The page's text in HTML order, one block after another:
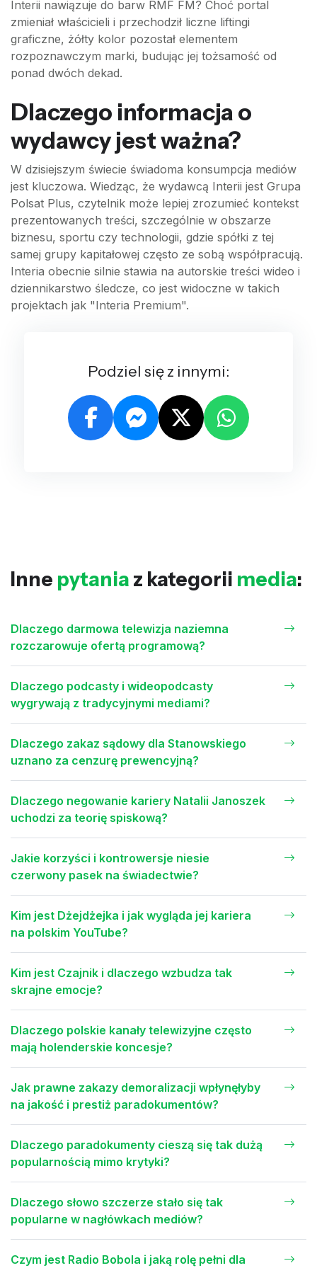
Interii nawiązuje do barw RMF FM? Choć portal
zmieniał właścicieli i przechodził liczne liftingi
graficzne, żółty kolor pozostał elementem
rozpoznawczym marki, budując jej tożsamość od
ponad dwóch dekad.
Dlaczego informacja o
wydawcy jest ważna?
W dzisiejszym świecie świadoma konsumpcja mediów
jest kluczowa. Wiedząc, że wydawcą Interii jest Grupa
Polsat Plus, czytelnik może lepiej zrozumieć kontekst
prezentowanych treści, szczególnie w obszarze
biznesu, sportu czy technologii, gdzie spółki z tej
samej grupy kapitałowej często ze sobą współpracują.
Interia obecnie silnie stawia na autorskie treści wideo i
dziennikarstwo śledcze, co jest widoczne w takich
projektach jak "Interia Premium".
Podziel się z innymi:
Inne pytania z kategorii media:
Dlaczego darmowa telewizja naziemna
rozczarowuje ofertą programową?
Dlaczego podcasty i wideopodcasty
wygrywają z tradycyjnymi mediami?
Dlaczego zakaz sądowy dla Stanowskiego
uznano za cenzurę prewencyjną?
Dlaczego negowanie kariery Natalii Janoszek
uchodzi za teorię spiskową?
Jakie korzyści i kontrowersje niesie
czerwony pasek na świadectwie?
Kim jest Dżejdżejka i jak wygląda jej kariera
na polskim YouTube?
Kim jest Czajnik i dlaczego wzbudza tak
skrajne emocje?
Dlaczego polskie kanały telewizyjne często
mają holenderskie koncesje?
Jak prawne zakazy demoralizacji wpłynęłyby
na jakość i prestiż paradokumentów?
Dlaczego paradokumenty cieszą się tak dużą
popularnością mimo krytyki?
Dlaczego słowo szczerze stało się tak
popularne w nagłówkach mediów?
Czym jest Radio Bobola i jaką rolę pełni dla